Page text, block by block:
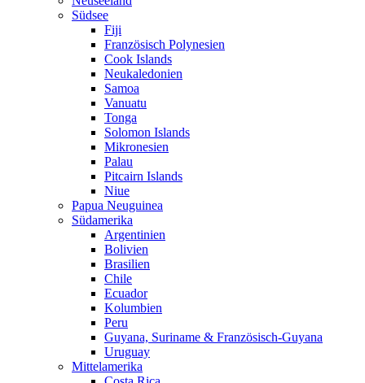
Südsee
Fiji
Französisch Polynesien
Cook Islands
Neukaledonien
Samoa
Vanuatu
Tonga
Solomon Islands
Mikronesien
Palau
Pitcairn Islands
Niue
Papua Neuguinea
Südamerika
Argentinien
Bolivien
Brasilien
Chile
Ecuador
Kolumbien
Peru
Guyana, Suriname & Französisch-Guyana
Uruguay
Mittelamerika